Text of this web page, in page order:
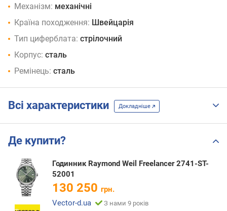
Механізм: механічні
Країна походження: Швейцарія
Тип циферблата: стрілочний
Корпус: сталь
Ремінець: сталь
Всі характеристики Докладніше
Де купити?
Годинник Raymond Weil Freelancer 2741-ST-
52001
130 250 грн.
Vector-d.ua
З нами 9 років